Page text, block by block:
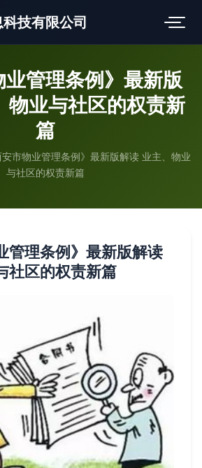
技有限公司
业管理条例》最新版
物业与社区的权责新
篇
安市物业管理条例》最新版解读 业主、物业
与社区的权责新篇
管理条例》最新版解读
社区的权责新篇